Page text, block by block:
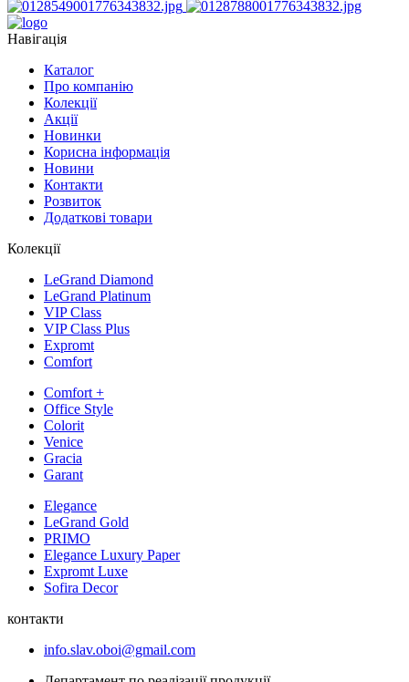
Навігація
Каталог
Про компанію
Колекції
Акції
Новинки
Корисна інформація
Новини
Контакти
Розвиток
Додаткові товари
Колекції
LeGrand Diamond
LeGrand Platinum
VIP Class
VIP Class Plus
Expromt
Comfort
Comfort +
Office Style
Colorit
Venice
Gracia
Garant
Elegance
LeGrand Gold
PRIMO
Elegance Luxury Paper
Expromt Luxe
Sofira Decor
контакти
info.slav.oboi@gmail.com